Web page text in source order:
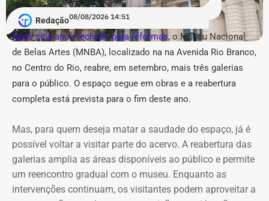
“repetição” no Instagram
Em um anexo de 36 páginas, o município relacionou 31
publicações, sendo a maior parte — 14 conteúdos —
atribuída ao perfil @buziosnuecru. Outras seis são do
@buziosinformacoes, quatro do @acorda_buziosrj, duas
do @fofoca_na_calcada e as demais estão distribuídas
Na petição inicial, a gestão municipal afirma que os perfis
empregam “estética pseudojornalística”, manchetes
conclusivas, memes, montagens e acusações por
associação para repercutir temas relacionados a
Redação08/08/2026 14:51
Após seis anos fechado para reformas, o Museu Nacional
de Belas Artes (MNBA), localizado na na Avenida Rio Branco,
no Centro do Rio, reabre, em setembro, mais três galerias
para o público. O espaço segue em obras e a reabertura
completa está prevista para o fim deste ano.
Mas, para quem deseja matar a saudade do espaço, já é
possível voltar a visitar parte do acervo. A reabertura das
galerias amplia as áreas disponíveis ao público e permite
um reencontro gradual com o museu. Enquanto as
intervenções continuam, os visitantes podem aproveitar a